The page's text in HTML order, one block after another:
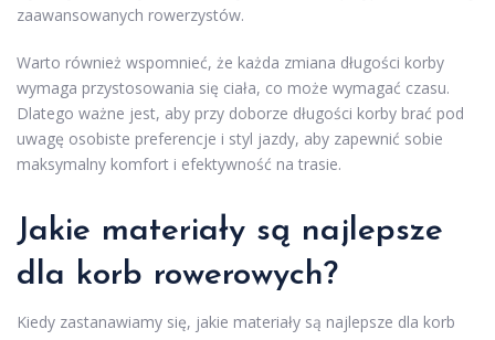
zaawansowanych rowerzystów.
Warto również wspomnieć, że każda zmiana długości korby
wymaga przystosowania się ciała, co może wymagać czasu.
Dlatego ważne jest, aby przy doborze długości korby brać pod
uwagę osobiste preferencje i styl jazdy, aby zapewnić sobie
maksymalny komfort i efektywność na trasie.
Jakie materiały są najlepsze
dla korb rowerowych?
Kiedy zastanawiamy się, jakie materiały są najlepsze dla korb